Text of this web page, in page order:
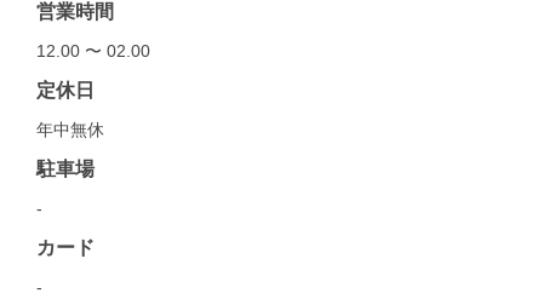
営業時間
12.00 〜 02.00
定休日
年中無休
駐車場
-
カード
-